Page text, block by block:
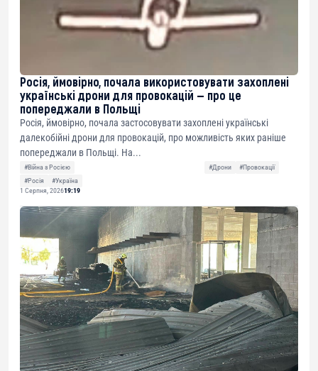
Росія, ймовірно, почала використовувати захоплені
українські дрони для провокацій — про це
попереджали в Польщі
Росія, ймовірно, почала застосовувати захоплені українські
далекобійні дрони для провокацій, про можливість яких раніше
попереджали в Польщі. На...
#Війна з Росією #Дрони
#Провокації
#Росія
#Україна
1 Серпня, 202619:19